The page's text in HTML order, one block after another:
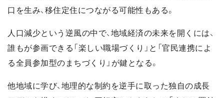
口を生み、移住定住につながる可能性もある。
人口減少という逆風の中で、地域経済の未来を開くには、
誰もが参画できる「楽しい職場づくり」と「官民連携によ
る全員参加型のまちづくり」が鍵となる。
他地域に学び、地理的な制約を逆手に取った独自の成長